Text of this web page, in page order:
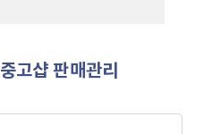
중고샵 판매관리